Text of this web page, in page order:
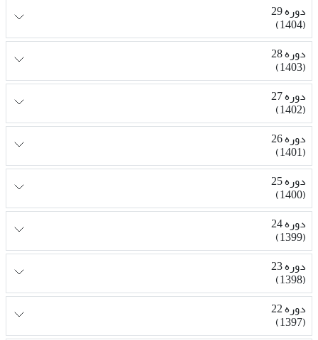
دوره 29
(1404)
دوره 28
(1403)
دوره 27
(1402)
دوره 26
(1401)
دوره 25
(1400)
دوره 24
(1399)
دوره 23
(1398)
دوره 22
(1397)